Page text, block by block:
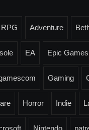
Adventure
EA Epic Games
Gaming
Horror Indie
Nintendo